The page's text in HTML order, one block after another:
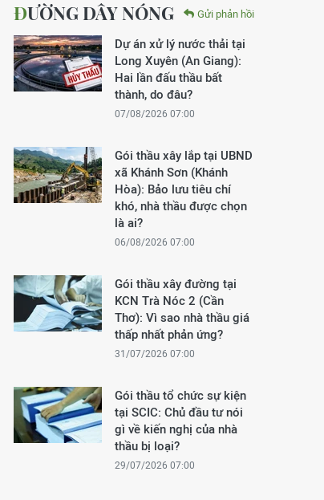
ĐƯỜNG DÂY NÓNG Gửi phản hồi
Dự án xử lý nước thải tại
Long Xuyên (An Giang):
Hai lần đấu thầu bất
thành, do đâu?
07/08/2026 07:00
Gói thầu xây lắp tại UBND
xã Khánh Sơn (Khánh
Hòa): Bảo lưu tiêu chí
khó, nhà thầu được chọn
là ai?
06/08/2026 07:00
Gói thầu xây đường tại
KCN Trà Nóc 2 (Cần
Thơ): Vì sao nhà thầu giá
thấp nhất phản ứng?
31/07/2026 07:00
Gói thầu tổ chức sự kiện
tại SCIC: Chủ đầu tư nói
gì về kiến nghị của nhà
thầu bị loại?
29/07/2026 07:00